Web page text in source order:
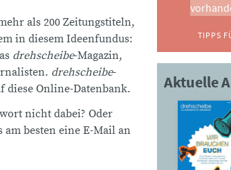
als 200 Zeitungstiteln,
in diesem Ideenfundus:
drehscheibe-Magazin,
drehscheibe-
diese Online-Datenbank.
nicht dabei? Oder
besten eine E-Mail an
TIPPS
Aktuelle